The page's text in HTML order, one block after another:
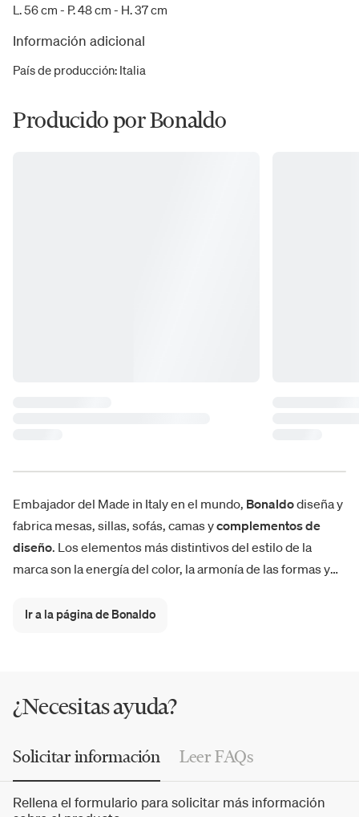
L. 56 cm - P. 48 cm - H. 37 cm
Información adicional
País de producción: Italia
Producido por Bonaldo
Embajador del Made in Italy en el mundo, Bonaldodiseña y
fabrica mesas, sillas, sofás, camas ycomplementos de
diseño. Los elementos más distintivos del estilo de la
marca son la energía del color, la armonía de las formas y
mesa Big Table, diseñada por Alain Gilles, se ha convertido
Ir a la página de Bonaldo
¿Necesitas ayuda?
Solicitar información Leer FAQs
Rellena el formulario para solicitar más información